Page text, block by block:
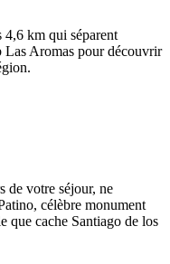
4,6 km qui séparent
Las Aromas pour découvrir
de votre séjour, ne
célèbre monument
que cache Santiago de los